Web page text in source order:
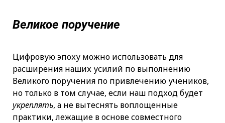
Великое поручение
Цифровую эпоху можно использовать для
расширения наших усилий по выполнению
Великого поручения по привлечению учеников,
но только в том случае, если наш подход будет
укреплять, а не вытеснять воплощенные
практики, лежащие в основе совместного